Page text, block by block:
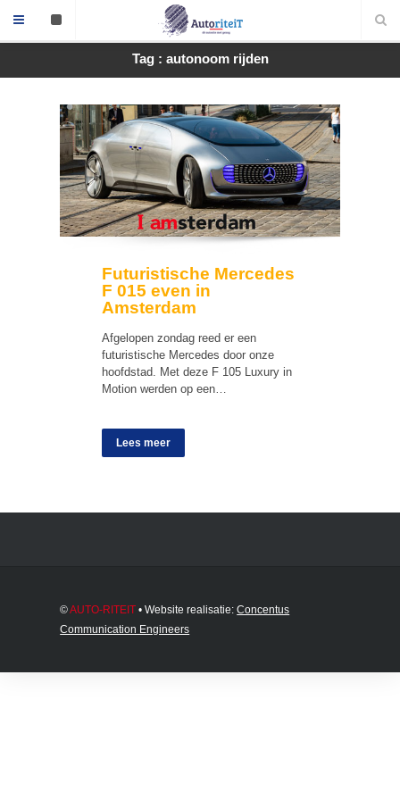
Tag : autonoom rijden
Futuristische Mercedes
F 015 even in
Amsterdam
Afgelopen zondag reed er een
futuristische Mercedes door onze
hoofdstad. Met deze F 105 Luxury in
Motion werden op een…
Lees meer
©AUTO-RITEIT • Website realisatie:Concentus
Communication Engineers